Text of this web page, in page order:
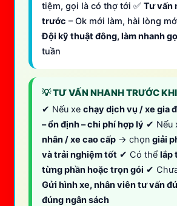
tiệm, gọi là có thợ tới ✅ Tư vấn
trước – Ok mới làm, hài lòng
Đội kỹ thuật đông, làm nhanh
tuần
💡 TƯ VẤN NHANH TRƯỚC
✔ Nếu xe chạy dịch vụ / xe gia
– ổn định – chi phí hợp lý ✔ Nếu
nhân / xe cao cấp → chọn giải
và trải nghiệm tốt ✔ Có thể lắp
từng phần hoặc trọn gói ✔
Gửi hình xe, nhân viên tư vấn
đúng ngân sách